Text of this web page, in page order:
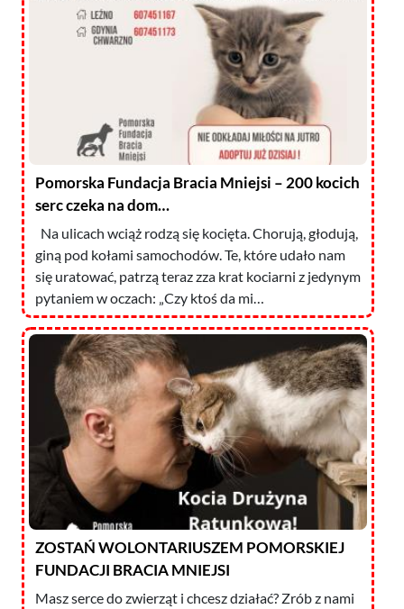
Pomorska Fundacja Bracia Mniejsi – 200 kocich
serc czeka na dom…
Na ulicach wciąż rodzą się kocięta. Chorują, głodują,
giną pod kołami samochodów. Te, które udało nam
się uratować, patrzą teraz zza krat kociarni z jedynym
pytaniem w oczach: „Czy ktoś da mi…
ZOSTAŃ WOLONTARIUSZEM POMORSKIEJ
FUNDACJI BRACIA MNIEJSI
Masz serce do zwierząt i chcesz działać? Zrób z nami